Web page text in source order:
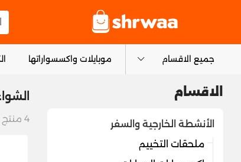
جميع الاقسام موبايلات واكسسواراتها
4 منتج
الاقسام
الأنشطة الخارجية والسفر
ملحقات التخييم